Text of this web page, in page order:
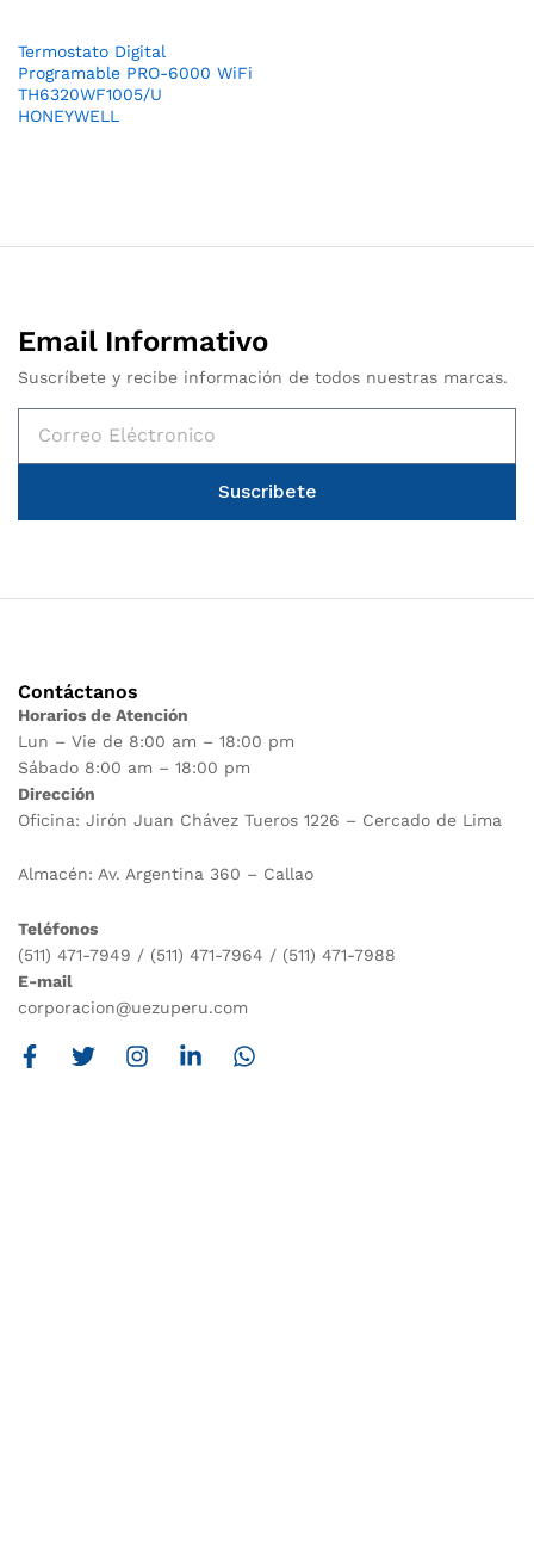
Termostato Digital
Programable PRO-6000 WiFi
TH6320WF1005/U
HONEYWELL
Email Informativo
Suscríbete y recibe información de todos nuestras marcas.
Suscribete
Contáctanos
Horarios de Atención
Lun – Vie de 8:00 am – 18:00 pm
Sábado 8:00 am – 18:00 pm
Dirección
Oficina: Jirón Juan Chávez Tueros 1226 – Cercado de Lima
Almacén: Av. Argentina 360 – Callao
Teléfonos
(511) 471-7949 / (511) 471-7964 / (511) 471-7988
E-mail
corporacion@uezuperu.com